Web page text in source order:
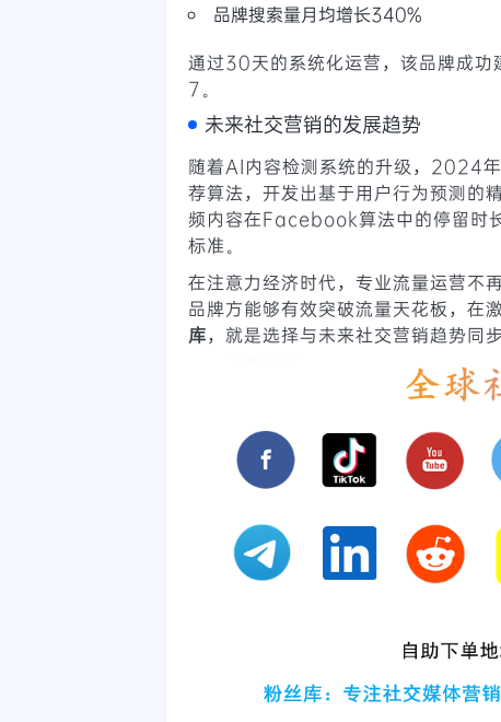
品牌搜索量月均增长340%
通过30天的系统化运营，该品牌成功
7。
未来社交营销的发展趋势
随着AI内容检测系统的升级，2024
荐算法，开发出基于用户行为预测的
频内容在Facebook算法中的停留时
标准。
在注意力经济时代，专业流量运营不
品牌方能够有效突破流量天花板，在
库，就是选择与未来社交营销趋势同步